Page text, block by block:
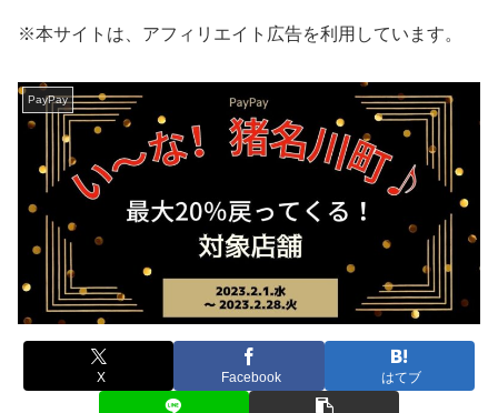
※本サイトは、アフィリエイト広告を利用しています。
PayPay
X Facebook はてブ